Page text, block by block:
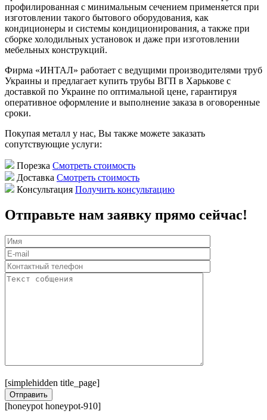
профилированная с минимальным сечением применяется при
изготовлении такого бытового оборудования, как
кондиционеры и системы кондиционирования, а также при
сборке холодильных установок и даже при изготовлении
мебельных конструкций.
Фирма «ИНТАЛ» работает с ведущими производителями труб
Украины и предлагает купить трубы ВГП в Харькове с
доставкой по Украине по оптимальной цене, гарантируя
оперативное оформление и выполнение заказа в оговоренные
сроки.
Покупая металл у нас, Вы также можете заказать
сопутствующие услуги:
Порезка Смотреть стоимость
Доставка Смотреть стоимость
Консультация Получить консультацию
Отправьте нам заявку прямо сейчас!
[simplehidden title_page]
[honeypot honeypot-910]